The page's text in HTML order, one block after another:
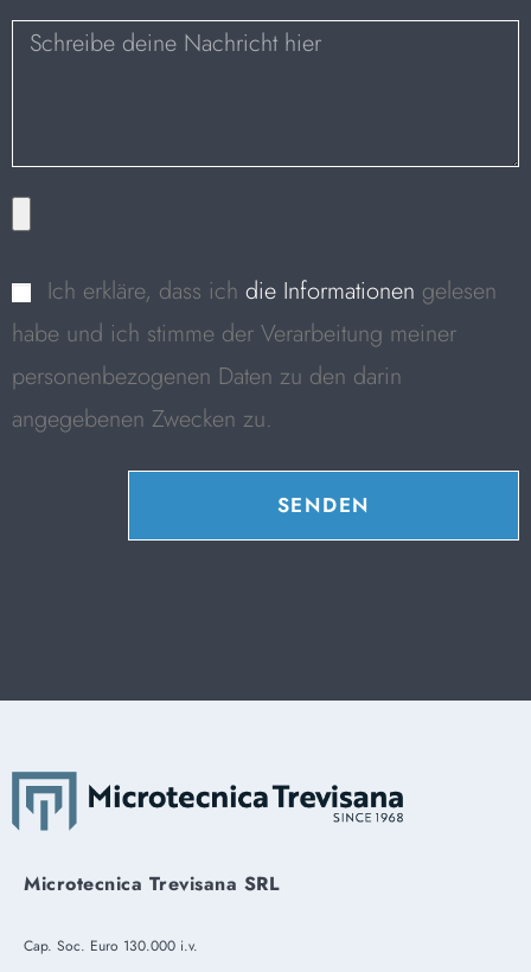
Ich erkläre, dass ich die Informationen gelesen
habe und ich stimme der Verarbeitung meiner
personenbezogenen Daten zu den darin
angegebenen Zwecken zu.
SENDEN
Microtecnica Trevisana SRL
Cap. Soc. Euro 130.000 i.v.